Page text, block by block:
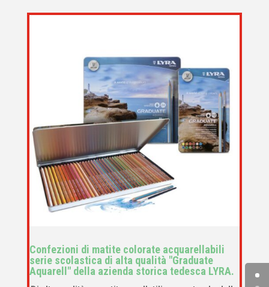
Confezioni di matite colorate acquarellabili
serie scolastica di alta qualità "Graduate
Aquarell" della azienda storica tedesca LYRA.